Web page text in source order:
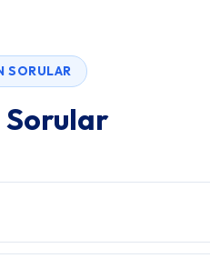
SORULAR
Sorular